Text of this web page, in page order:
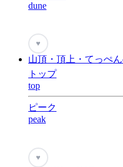
dune
♥
山頂・頂上・てっぺ
トップ
top
ピーク
peak
♥